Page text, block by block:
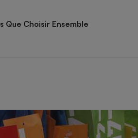
Que Choisir Ensemble